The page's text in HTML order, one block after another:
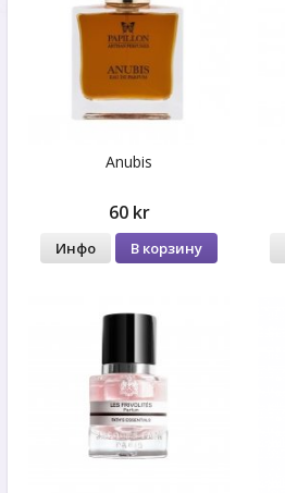
Anubis
60 kr
Инфо В корзину